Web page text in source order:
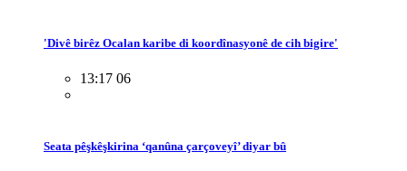
'Divê birêz Ocalan karibe di koordînasyonê de cih bigire'
13:17 06
Seata pêşkêşkirina ‘qanûna çarçoveyî’ diyar bû